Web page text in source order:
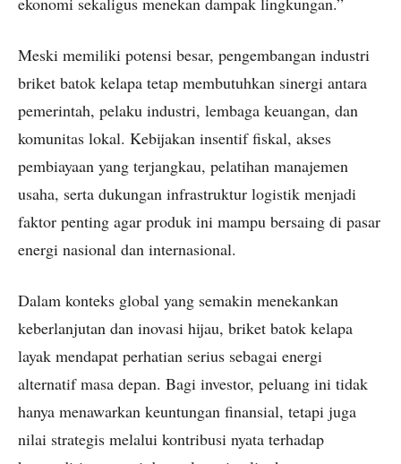
Meski memiliki potensi besar, pengembangan industri
briket batok kelapa tetap membutuhkan sinergi antara
pemerintah, pelaku industri, lembaga keuangan, dan
komunitas lokal. Kebijakan insentif fiskal, akses
pembiayaan yang terjangkau, pelatihan manajemen
usaha, serta dukungan infrastruktur logistik menjadi
faktor penting agar produk ini mampu bersaing di pasar
energi nasional dan internasional.
Dalam konteks global yang semakin menekankan
keberlanjutan dan inovasi hijau, briket batok kelapa
layak mendapat perhatian serius sebagai energi
alternatif masa depan. Bagi investor, peluang ini tidak
hanya menawarkan keuntungan finansial, tetapi juga
nilai strategis melalui kontribusi nyata terhadap